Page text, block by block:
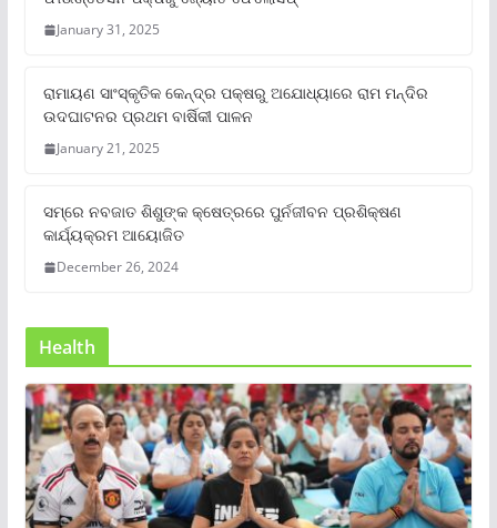
January 31, 2025
ରାମାୟଣ ସାଂସ୍କୃତିକ କେନ୍ଦ୍ର ପକ୍ଷରୁ ଅଯୋଧ୍ୟାରେ ରାମ ମନ୍ଦିର
ଉଦଘାଟନର ପ୍ରଥମ ବାର୍ଷିକୀ ପାଳନ
January 21, 2025
ସମ୍‌ରେ ନବଜାତ ଶିଶୁଙ୍କ କ୍ଷେତ୍ରରେ ପୁର୍ନଜୀବନ ପ୍ରଶିକ୍ଷଣ
କାର୍ଯ୍ୟକ୍ରମ ଆୟୋଜିତ
December 26, 2024
Health